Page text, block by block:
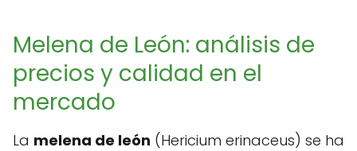
Melena de León: análisis de
precios y calidad en el
mercado
La melena de león (Hericium erinaceus) se ha